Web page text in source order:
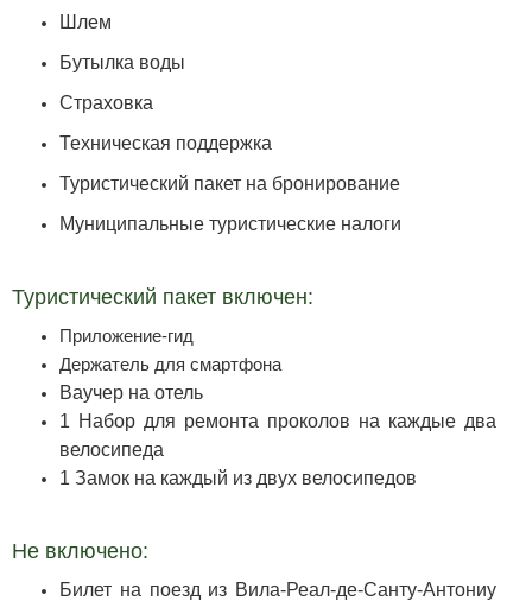
Шлем
Бутылка воды
Страховка
Техническая поддержка
Туристический пакет на бронирование
Муниципальные туристические налоги
Туристический пакет включен:
Приложение-гид
Держатель для смартфона
Ваучер на отель
1 Набор для ремонта проколов на каждые два
велосипеда
1 Замок на каждый из двух велосипедов
Не включено:
Билет на поезд из Вила-Реал-де-Санту-Антониу